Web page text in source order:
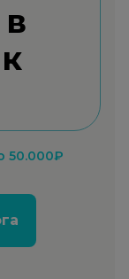
50.000₽